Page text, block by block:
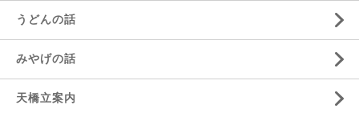
うどんの話
みやげの話
天橋立案内